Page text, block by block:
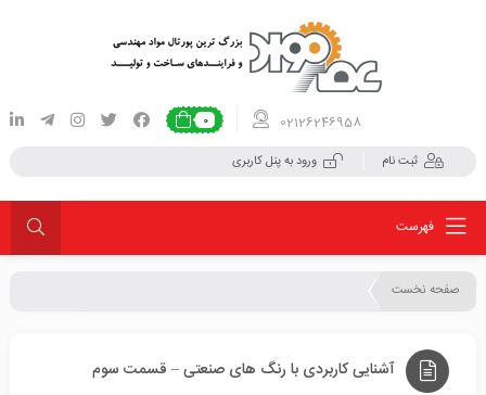
0 02126246958
ثبت نام ورود به پنل کاربری
فهرست
صفحه نخست
آشنایی کاربردی با رنگ های صنعتی – قسمت سوم